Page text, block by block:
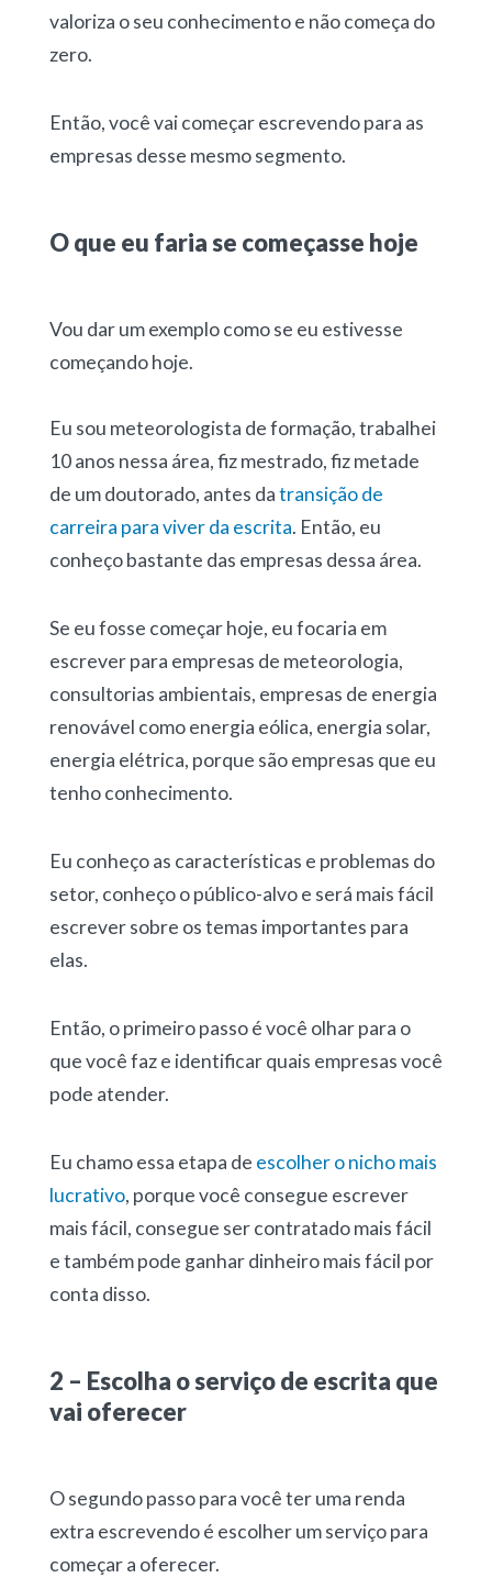
valoriza o seu conhecimento e não começa do
zero.
Então, você vai começar escrevendo para as
empresas desse mesmo segmento.
O que eu faria se começasse hoje
Vou dar um exemplo como se eu estivesse
começando hoje.
Eu sou meteorologista de formação, trabalhei
10 anos nessa área, fiz mestrado, fiz metade
de um doutorado, antes datransição de
carreira para viver da escrita. Então, eu
conheço bastante das empresas dessa área.
Se eu fosse começar hoje, eu focaria em
escrever para empresas de meteorologia,
consultorias ambientais, empresas de energia
renovável como energia eólica, energia solar,
energia elétrica, porque são empresas que eu
tenho conhecimento.
Eu conheço as características e problemas do
setor, conheço o público-alvo e será mais fácil
escrever sobre os temas importantes para
elas.
Então, o primeiro passo é você olhar para o
que você faz e identificar quais empresas você
pode atender.
Eu chamo essa etapa de escolher o nicho mais
lucrativo, porque você consegue escrever
mais fácil, consegue ser contratado mais fácil
e também pode ganhar dinheiro mais fácil por
conta disso.
2 – Escolha o serviço de escrita que
vai oferecer
O segundo passo para você ter uma renda
extra escrevendo é escolher um serviço para
começar a oferecer.